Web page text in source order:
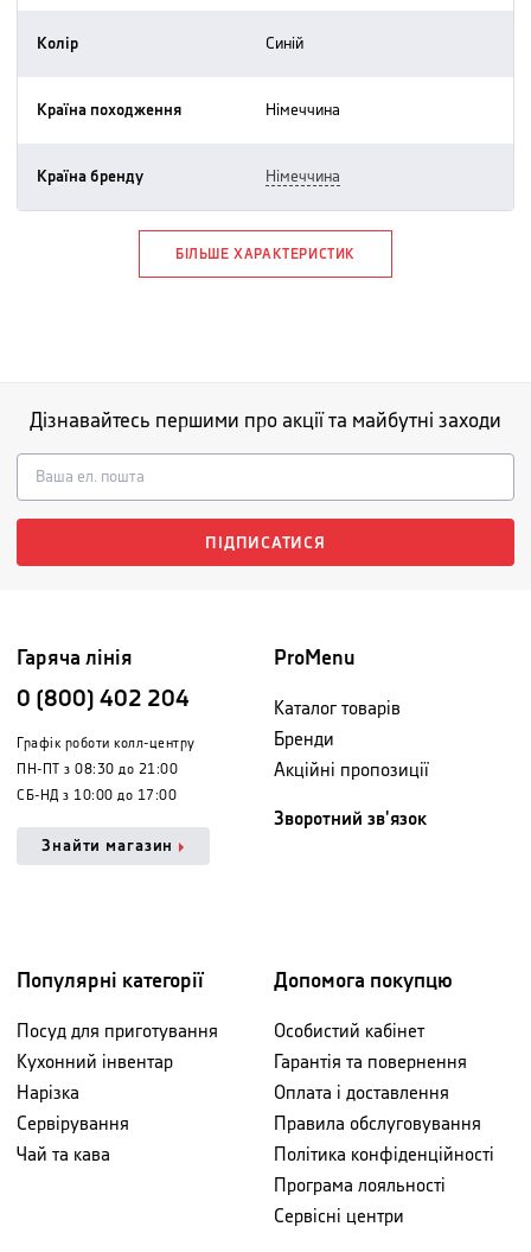
Колір синій
Країна походження німеччина
Країна бренду німеччина
БІЛЬШЕ ХАРАКТЕРИСТИК
Дізнавайтесь першими про акції та майбутні заходи
ПІДПИСАТИСЯ
Гаряча лінія
0 (800) 402 204
Графік роботи колл-центру
ПН-ПТ з 08:30 до 21:00
СБ-НД з 10:00 до 17:00
Знайти магазин
ProMenu
Каталог товарів
Бренди
Акційні пропозиції
Зворотний зв'язок
Популярні категорії
Посуд для приготування
Кухонний інвентар
Нарізка
Сервірування
Чай та кава
Допомога покупцю
Особистий кабінет
Гарантія та повернення
Оплата і доставлення
Правила обслуговування
Політика конфіденційності
Програма лояльності
Сервісні центри